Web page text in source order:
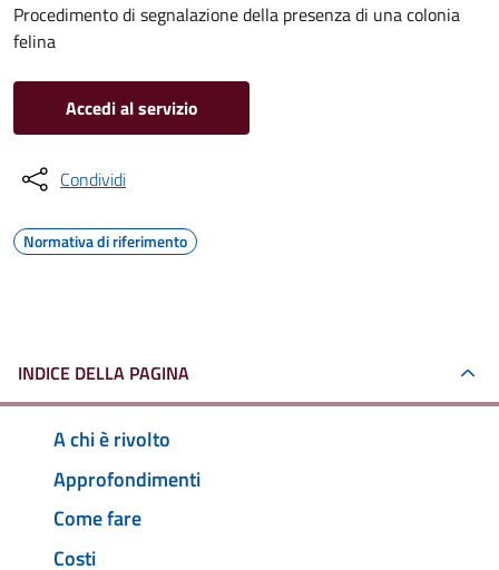
Procedimento di segnalazione della presenza di una colonia
felina
Accedi al servizio
Condividi
Normativa di riferimento
INDICE DELLA PAGINA
A chi è rivolto
Approfondimenti
Come fare
Costi